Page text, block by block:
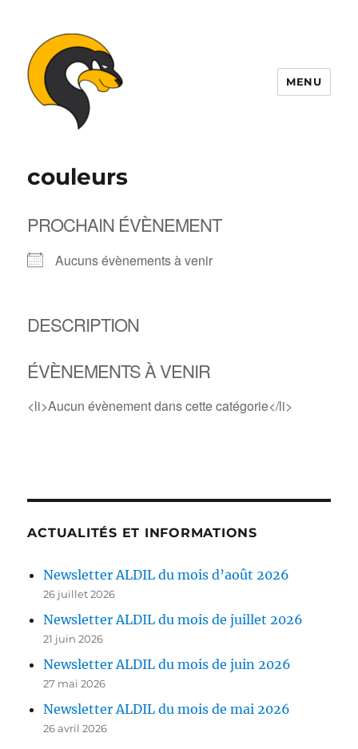
MENU
couleurs
PROCHAIN ÉVÈNEMENT
Aucuns évènements à venir
DESCRIPTION
ÉVÈNEMENTS À VENIR
<li>Aucun évènement dans cette catégorie</li>
ACTUALITÉS ET INFORMATIONS
Newsletter ALDIL du mois d’août 2026
26 juillet 2026
Newsletter ALDIL du mois de juillet 2026
21 juin 2026
Newsletter ALDIL du mois de juin 2026
27 mai 2026
Newsletter ALDIL du mois de mai 2026
26 avril 2026